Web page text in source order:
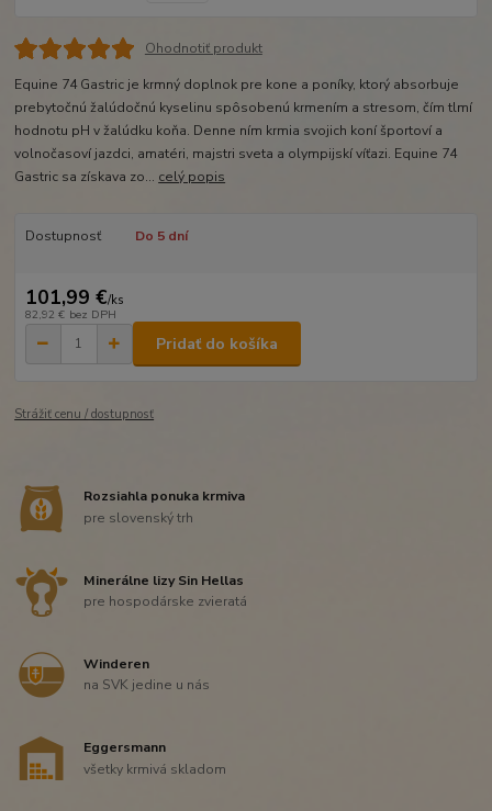
Ohodnotiť produkt
Equine 74 Gastric je krmný doplnok pre kone a poníky, ktorý absorbuje
prebytočnú žalúdočnú kyselinu spôsobenú krmením a stresom, čím tlmí
hodnotu pH v žalúdku koňa. Denne ním krmia svojich koní športoví a
volnočasoví jazdci, amatéri, majstri sveta a olympijskí víťazi. Equine 74
Gastric sa získava zo... celý popis
Dostupnosť Do 5 dní
101,99 €/ks
82,92 € bez DPH
Pridať do košíka
Strážiť cenu / dostupnosť
Rozsiahla ponuka krmiva
pre slovenský trh
Minerálne lizy Sin Hellas
pre hospodárske zvieratá
Winderen
na SVK jedine u nás
Eggersmann
všetky krmivá skladom